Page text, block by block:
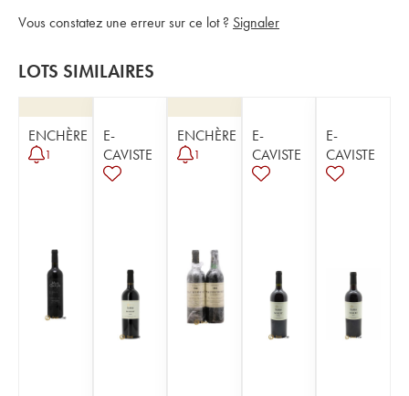
Vous constatez une erreur sur ce lot ? Signaler
LOTS SIMILAIRES
ENCHÈRE
1
E-
CAVISTE
ENCHÈRE
1
E-
CAVISTE
E-
CAVISTE